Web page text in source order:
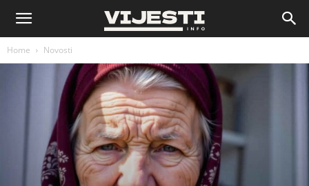
Vijesti
Home Novosti